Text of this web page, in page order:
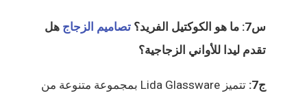
س7: ما هو الكوكتيل الفريد؟ تصاميم الزجاج هل
تقدم ليدا للأواني الزجاجية؟
ج7:
تتميز Lida Glassware بمجموعة متنوعة من